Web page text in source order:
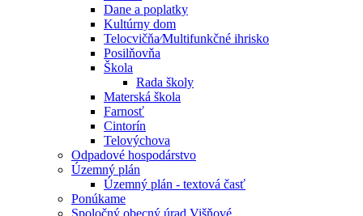
Dane a poplatky
Kultúrny dom
Telocvičňa⁄Multifunkčné ihrisko
Posilňovňa
Škola
Rada školy
Materská škola
Farnosť
Cintorín
Telovýchova
Odpadové hospodárstvo
Územný plán
Územný plán - textová časť
Ponúkame
Spoločný obecný úrad Višňové